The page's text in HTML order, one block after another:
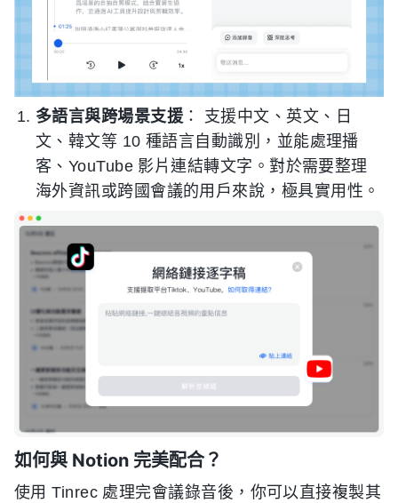
多語言與跨場景支援 ： 支援中文、英文、日
文、韓文等 10 種語言自動識別，並能處理播
客、YouTube 影片連結轉文字。對於需要整理
海外資訊或跨國會議的用戶來說，極具實用性。
如何與 Notion 完美配合？
使用 Tinrec 處理完會議錄音後，你可以直接複製其